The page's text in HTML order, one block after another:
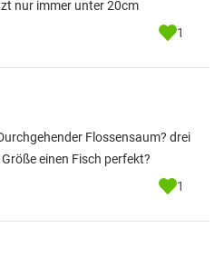
nur immer unter 20cm
1
Flossensaum? drei
einen Fisch perfekt?
1